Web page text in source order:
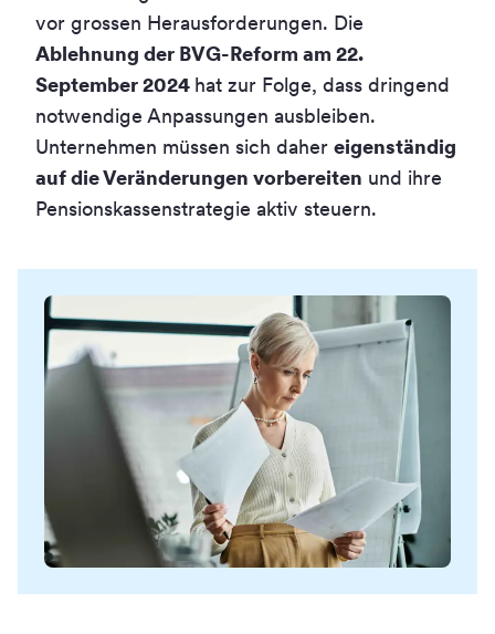
vor grossen Herausforderungen. Die
Ablehnung der BVG-Reform am 22.
September 2024 hat zur Folge, dass dringend
notwendige Anpassungen ausbleiben.
Unternehmen müssen sich daher eigenständig
auf die Veränderungen vorbereiten und ihre
Pensionskassenstrategie aktiv steuern.